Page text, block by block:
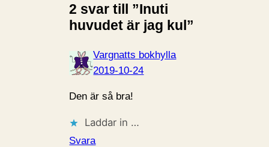
2 svar till ”Inuti
huvudet är jag kul”
Vargnatts bokhylla
2019-10-24
Den är så bra!
Laddar in …
Svara